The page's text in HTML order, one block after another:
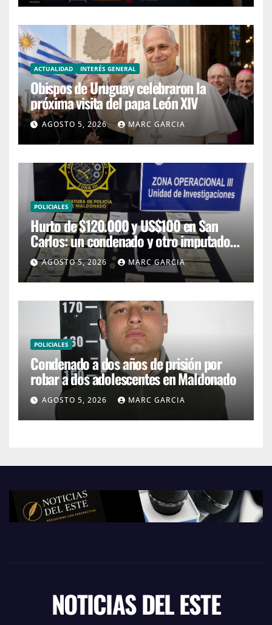
ACTUALIDAD INTERÉS GENERAL
Obispos de Uruguay celebraron la
próxima visita del papa León XIV
AGOSTO 5, 2026 MARC GARCIA
POLICIALES
Hurto de $120.000 y US$100 en San
Carlos: un condenado y otro imputado
con prisión preventiva
AGOSTO 5, 2026 MARC GARCIA
POLICIALES
Condenado a dos años de prisión por
robar a dos adolescentes en Maldonado
AGOSTO 5, 2026 MARC GARCIA
NOTICIAS DEL ESTE